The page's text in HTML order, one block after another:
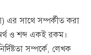
সাথে সম্পর্কীত করা
ও শব্দ একই রকম।
সম্পর্কে, লেখক